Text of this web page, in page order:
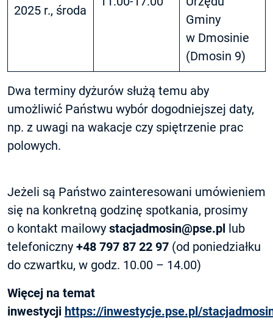
2025 r., środa
Gminy
w Dmosinie
(Dmosin 9)
Dwa terminy dyżurów służą temu aby
umożliwić Państwu wybór dogodniejszej daty,
np. z uwagi na wakacje czy spiętrzenie prac
polowych.
Jeżeli są Państwo zainteresowani umówieniem
się na konkretną godzinę spotkania, prosimy
o kontakt mailowy stacjadmosin@pse.pl lub
telefoniczny +48 797 87 22 97 (od poniedziałku
do czwartku, w godz. 10.00 – 14.00)
Więcej na temat
inwestycji https://inwestycje.pse.pl/